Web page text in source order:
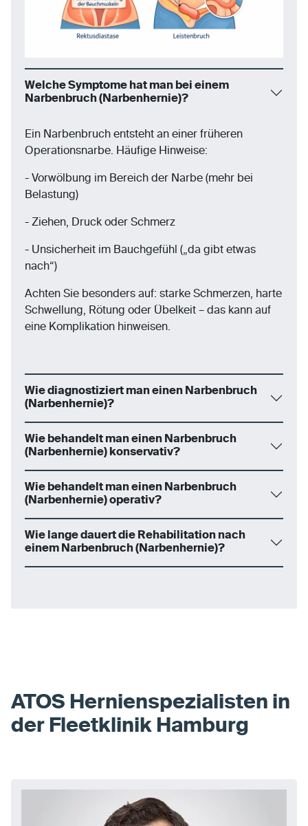
Welche Symptome hat man bei einem
Narbenbruch (Narbenhernie)?
Ein Narbenbruch entsteht an einer früheren
Operationsnarbe. Häufige Hinweise:
- Vorwölbung im Bereich der Narbe (mehr bei
Belastung)
- Ziehen, Druck oder Schmerz
- Unsicherheit im Bauchgefühl („da gibt etwas
nach“)
Achten Sie besonders auf: starke Schmerzen, harte
Schwellung, Rötung oder Übelkeit – das kann auf
eine Komplikation hinweisen.
Wie diagnostiziert man einen Narbenbruch
(Narbenhernie)?
Wie behandelt man einen Narbenbruch
(Narbenhernie) konservativ?
Wie behandelt man einen Narbenbruch
(Narbenhernie) operativ?
Wie lange dauert die Rehabilitation nach
einem Narbenbruch (Narbenhernie)?
ATOS Hernienspezialisten in
der Fleetklinik Hamburg